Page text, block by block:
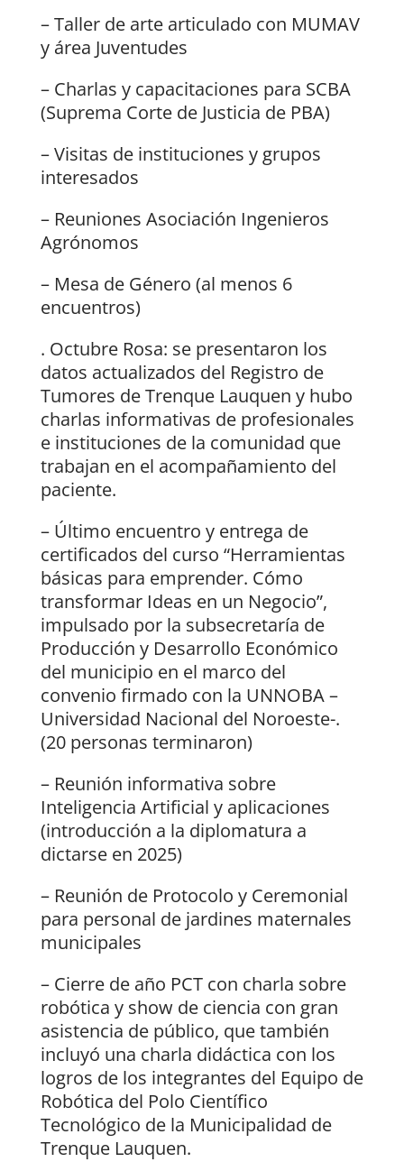
– Taller de arte articulado con MUMAV
y área Juventudes
– Charlas y capacitaciones para SCBA
(Suprema Corte de Justicia de PBA)
– Visitas de instituciones y grupos
interesados
– Reuniones Asociación Ingenieros
Agrónomos
– Mesa de Género (al menos 6
encuentros)
. Octubre Rosa: se presentaron los
datos actualizados del Registro de
Tumores de Trenque Lauquen y hubo
charlas informativas de profesionales
e instituciones de la comunidad que
trabajan en el acompañamiento del
paciente.
– Último encuentro y entrega de
certificados del curso “Herramientas
básicas para emprender. Cómo
transformar Ideas en un Negocio”,
impulsado por la subsecretaría de
Producción y Desarrollo Económico
del municipio en el marco del
convenio firmado con la UNNOBA –
Universidad Nacional del Noroeste-.
(20 personas terminaron)
– Reunión informativa sobre
Inteligencia Artificial y aplicaciones
(introducción a la diplomatura a
dictarse en 2025)
– Reunión de Protocolo y Ceremonial
para personal de jardines maternales
municipales
– Cierre de año PCT con charla sobre
robótica y show de ciencia con gran
asistencia de público, que también
incluyó una charla didáctica con los
logros de los integrantes del Equipo de
Robótica del Polo Científico
Tecnológico de la Municipalidad de
Trenque Lauquen.